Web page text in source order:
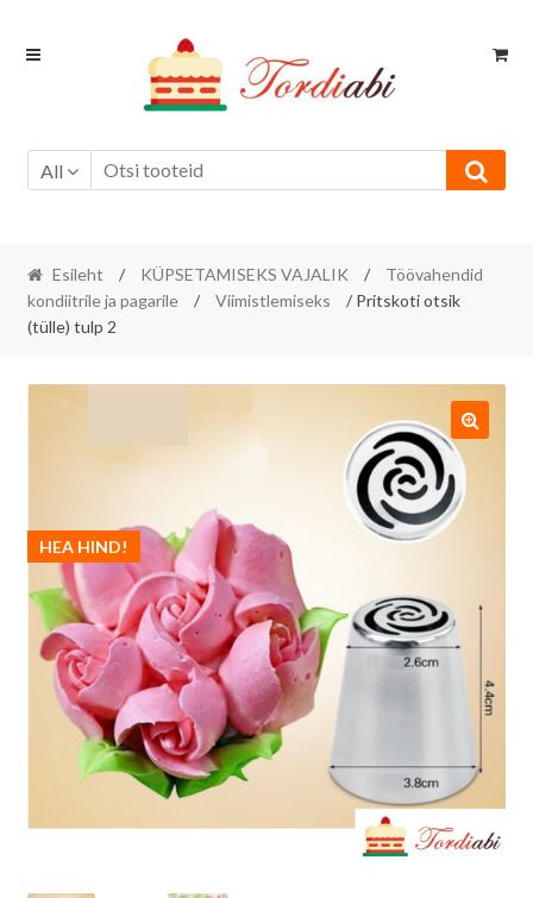
Skip
Skip
All
Esileht / KÜPSETAMISEKS VAJALIK /
Töövahendid
kondiitrile ja pagarile
/ Viimistlemiseks
/ Pritskoti otsik
(tülle) tulp 2
HEA HIND!